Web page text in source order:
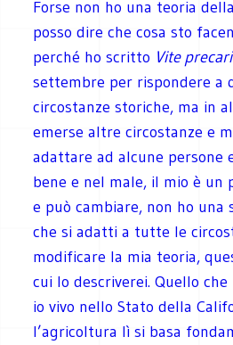
Forse non ho una teoria
posso dire che cosa sto
perché ho scritto Vite
settembre per rispondere a
circostanze storiche, ma in
emerse altre circostanze e
adattare ad alcune persone
bene e nel male, il mio è un
e può cambiare, non ho una
che si adatti a tutte le
modificare la mia teoria,
cui lo descriverei. Quello che
io vivo nello Stato della
l’agricoltura lì si basa